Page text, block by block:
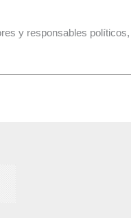
y responsables